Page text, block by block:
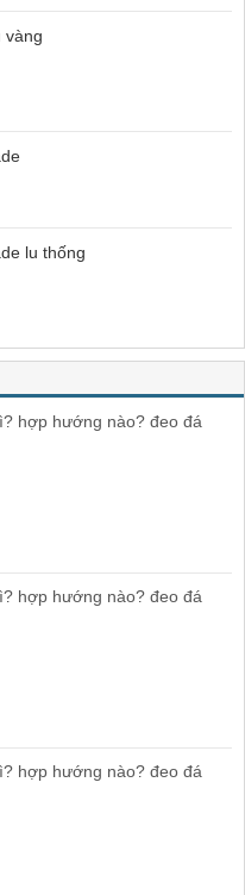
vàng
lu thống
hợp hướng nào? đeo đá
hợp hướng nào? đeo đá
hợp hướng nào? đeo đá